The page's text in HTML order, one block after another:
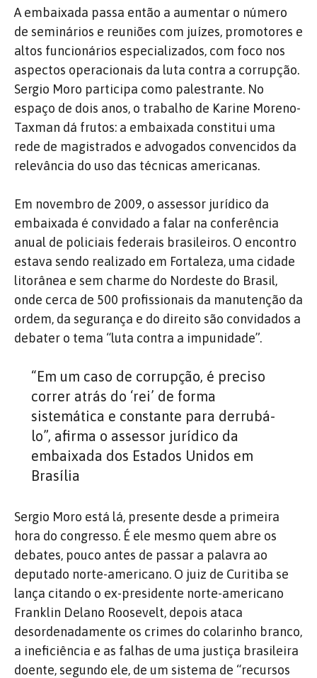
A embaixada passa então a aumentar o número
de seminários e reuniões com juízes, promotores e
altos funcionários especializados, com foco nos
aspectos operacionais da luta contra a corrupção.
Sergio Moro participa como palestrante. No
espaço de dois anos, o trabalho de Karine Moreno-
Taxman dá frutos: a embaixada constitui uma
rede de magistrados e advogados convencidos da
relevância do uso das técnicas americanas.
Em novembro de 2009, o assessor jurídico da
embaixada é convidado a falar na conferência
anual de policiais federais brasileiros. O encontro
estava sendo realizado em Fortaleza, uma cidade
litorânea e sem charme do Nordeste do Brasil,
onde cerca de 500 profissionais da manutenção da
ordem, da segurança e do direito são convidados a
debater o tema “luta contra a impunidade”.
“Em um caso de corrupção, é preciso
correr atrás do ‘rei’ de forma
sistemática e constante para derrubá-
lo”, afirma o assessor jurídico da
embaixada dos Estados Unidos em
Brasília
Sergio Moro está lá, presente desde a primeira
hora do congresso. É ele mesmo quem abre os
debates, pouco antes de passar a palavra ao
deputado norte-americano. O juiz de Curitiba se
lança citando o ex-presidente norte-americano
Franklin Delano Roosevelt, depois ataca
desordenadamente os crimes do colarinho branco,
a ineficiência e as falhas de uma justiça brasileira
doente, segundo ele, de um sistema de “recursos